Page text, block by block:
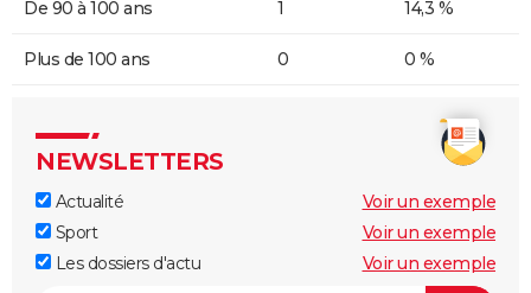
De 90 à 100 ans 1 14,3 %
Plus de 100 ans 0 0 %
NEWSLETTERS
Actualité
Voir un exemple
Sport
Voir un exemple
Les dossiers d'actu
Voir un exemple